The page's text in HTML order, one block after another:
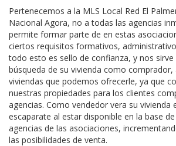
Pertenecemos a la MLS Local Red El
Nacional Agora, no a todas las agencias
permite formar parte de en estas
ciertos requisitos formativos,
todo esto es sello de confianza, y nos sirve
búsqueda de su vivienda como comprador,
viviendas que podemos ofrecerle, ya que
nuestras propiedades para los clientes
agencias. Como vendedor vera su vivienda
escaparate al estar disponible en la base
agencias de las asociaciones,
las posibilidades de venta.